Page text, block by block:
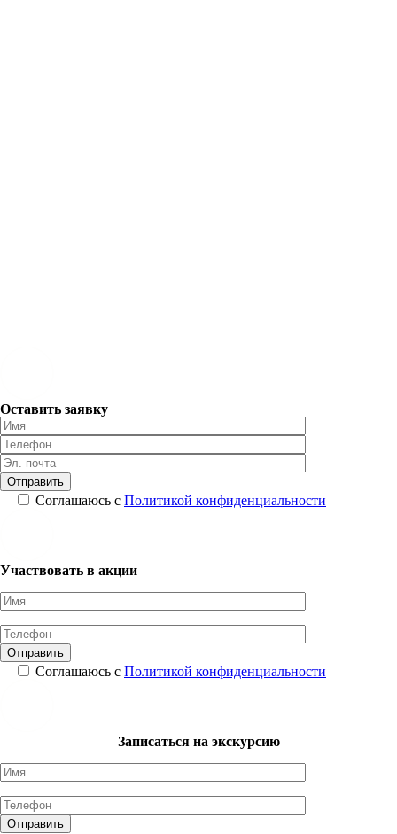
Оставить заявку
Соглашаюсь с Политикой конфиденциальности
Участвовать в акции
Соглашаюсь с Политикой конфиденциальности
Записаться на экскурсию